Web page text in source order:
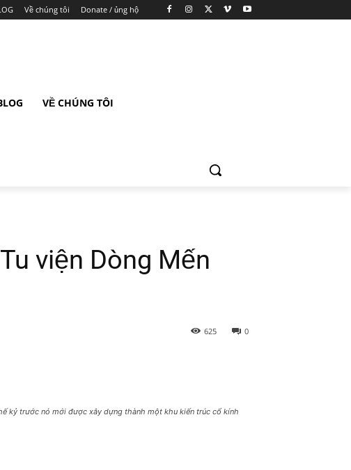
Về chúng tôi Donate / ủng hộ
VỀ CHÚNG TÔI
viện Dòng Mến
0
625
kỷ trước nó mới được xây dựng thành một khu kiến trúc cổ kính